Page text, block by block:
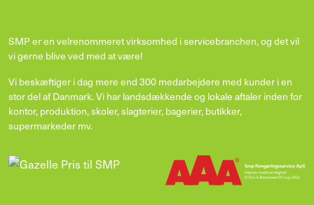
SMP er en velrenommeret virksomhed i servicebranchen, og det vil
vi gerne blive ved med at være!
Vi beskæftiger i dag mere end 300 medarbejdere med kunder i en
stor del af Danmark. Vi har landsdækkende og lokale aftaler inden for
kontor, produktion, skoler, slagterier, bagerier, butikker,
supermarkeder mv.